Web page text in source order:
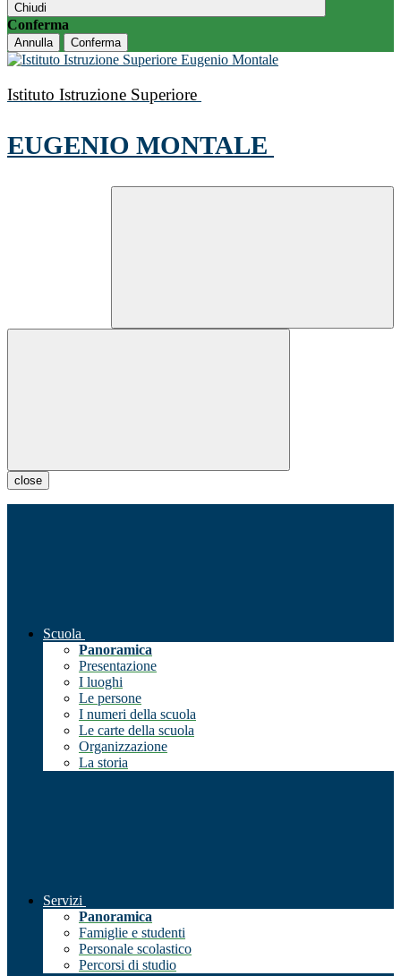
Chiudi
Conferma
Annulla Conferma
Istituto Istruzione Superiore
EUGENIO MONTALE
close
Scuola
Panoramica
Presentazione
I luoghi
Le persone
I numeri della scuola
Le carte della scuola
Organizzazione
La storia
Servizi
Panoramica
Famiglie e studenti
Personale scolastico
Percorsi di studio